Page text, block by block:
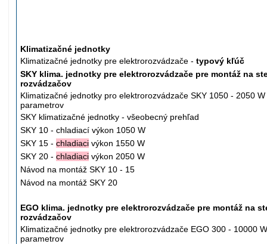
Klimatizačné jednotky
Klimatizačné jednotky pre elektrorozvádzače - typový kľúč
SKY klima. jednotky pre elektrorozvádzače pre montáž na
rozvádzačov
Klimatizačné jednotky pro elektrorozvádzače SKY 1050 - 2050
parametrov
SKY klimatizačné jednotky - všeobecný prehľad
SKY 10 - chladiací výkon 1050 W
SKY 15 - chladiaci výkon 1550 W
SKY 20 - chladiaci výkon 2050 W
Návod na montáž SKY 10 - 15
Návod na montáž SKY 20
EGO klima. jednotky pre elektrorozvádzače pre montáž na
rozvádzačov
Klimatizačné jednotky pre elektrorozvádzače EGO 300 - 10000
parametrov